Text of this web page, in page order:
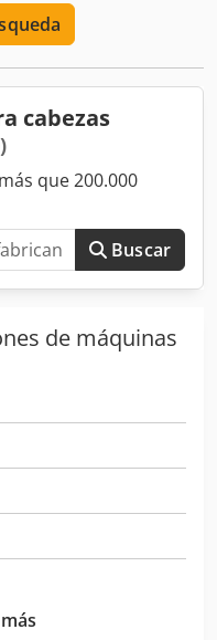
cabezas
que 200.000
Buscar
de máquinas